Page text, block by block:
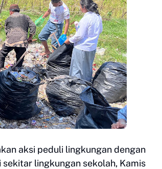
aksi peduli lingkungan dengan
lingkungan sekolah, Kamis